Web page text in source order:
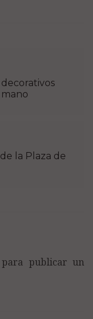
la Plaza de
publicar un